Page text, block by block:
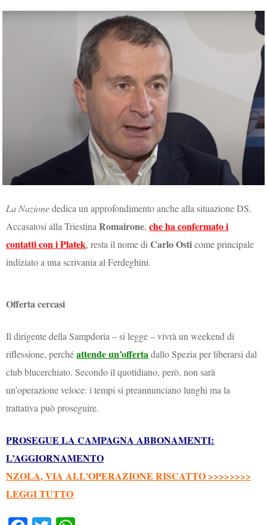
La Nazionededica un approfondimento anche alla situazione DS.
Accasatosi alla TriestinaRomairone,che ha confermato i
contatti con i Platek, resta il nome diCarlo Osticome principale
indiziato a una scrivania al Ferdeghini.
Offerta cercasi
Il dirigente della Sampdoria – si legge – vivrà un weekend di
riflessione, perchéattende un’offertadallo Spezia per liberarsi dal
club blucerchiato. Secondo il quotidiano, però, non sarà
un’operazione veloce: i tempi si preannunciano lunghi ma la
trattativa può proseguire.
PROSEGUE LA CAMPAGNA ABBONAMENTI:
L’AGGIORNAMENTO
NZOLA, VIA ALL’OPERAZIONE RISCATTO >>>>>>>>
LEGGI TUTTO